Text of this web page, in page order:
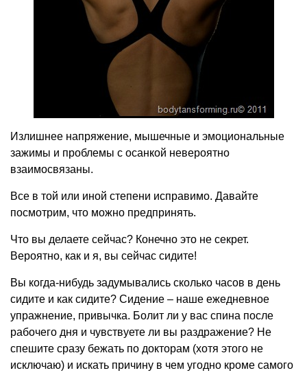
Излишнее напряжение, мышечные и эмоциональные
зажимы и проблемы с осанкой невероятно
взаимосвязаны.
Все в той или иной степени исправимо. Давайте
посмотрим, что можно предпринять.
Что вы делаете сейчас? Конечно это не секрет.
Вероятно, как и я, вы сейчас сидите!
Вы когда-нибудь задумывались сколько часов в день
сидите и как сидите? Сидение – наше ежедневное
упражнение, привычка. Болит ли у вас спина после
рабочего дня и чувствуете ли вы раздражение? Не
спешите сразу бежать по докторам (хотя этого не
исключаю) и искать причину в чем угодно кроме самого